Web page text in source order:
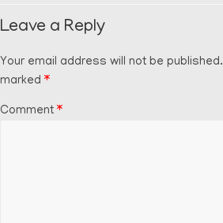
Leave a Reply
Your email address will not be published.
marked *
Comment *